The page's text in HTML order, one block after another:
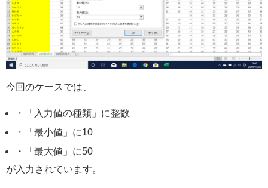
今回のケースでは、
・「入力値の種類」に整数
・「最小値」に10
・「最大値」に50
が入力されています。